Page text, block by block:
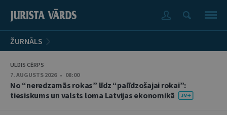
ŽURNĀLS
ULDIS CĒRPS
7. AUGUSTS 2026 • 08:00
No “neredzamās rokas” līdz “palīdzošajai rokai”:
tiesiskums un valsts loma Latvijas ekonomikā